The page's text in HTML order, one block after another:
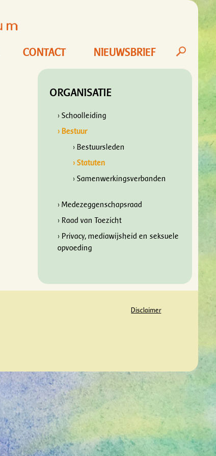
CONTACT NIEUWSBRIEF
ORGANISATIE
› Schoolleiding
› Bestuur
› Bestuursleden
› Statuten
› Samenwerkingsverbanden
› Medezeggenschapsraad
› Raad van Toezicht
› Privacy, mediawijsheid en seksuele
opvoeding
Disclaimer